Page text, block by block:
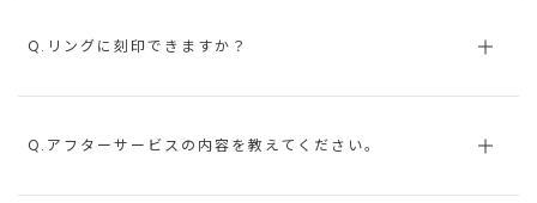
Q.リングに刻印できますか？
Q.アフターサービスの内容を教えてください。